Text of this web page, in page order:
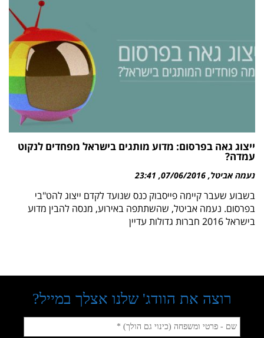
ייצוג גאה בפרסום: מדוע מותגים בישראל מפחדים לנקוט
עמדה?
נעמה אביטל 07/06/2016
23:41
בשבוע שעבר קיימה פייסבוק כנס שנועד לקדם ייצוג להט"בי
בפרסום. נעמה אביטל, שהשתתפה באירוע, מנסה להבין מדוע
בישראל 2016 חברות גדולות עדיין